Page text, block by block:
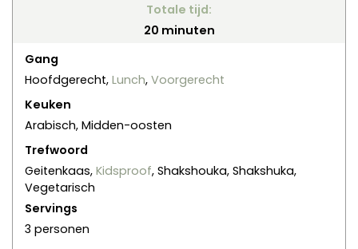
Totale tijd:
20minuten
minuten
Gang
Hoofdgerecht, Lunch, Voorgerecht
Keuken
Arabisch, Midden-oosten
Trefwoord
Geitenkaas, Kidsproof, Shakshouka, Shakshuka,
Vegetarisch
Servings
3 personen